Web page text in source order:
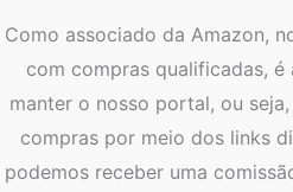
Como associado da Amazon,
com compras qualificadas, é
manter o nosso portal, ou
compras por meio dos links
podemos receber uma